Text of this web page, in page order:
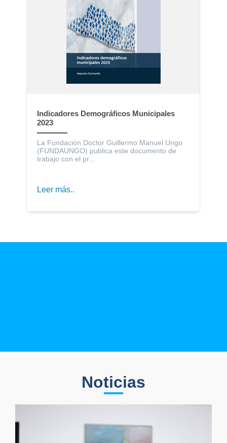
Indicadores Demográficos Municipales
2023
La Fundación Doctor Guillermo Manuel Ungo
(FUNDAUNGO) publica este documento de
trabajo con el pr...
Leer más..
Noticias